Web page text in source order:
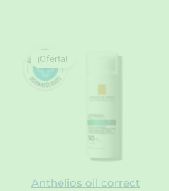
Anthelios oil correct
¡Oferta!